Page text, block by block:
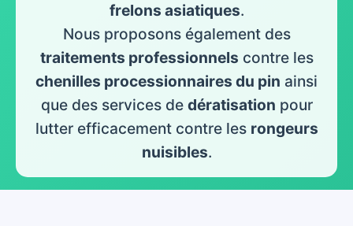
frelons asiatiques.
Nous proposons également des
traitements professionnels contre les
chenilles processionnaires du pin ainsi
que des services de dératisation pour
lutter efficacement contre les rongeurs
nuisibles.